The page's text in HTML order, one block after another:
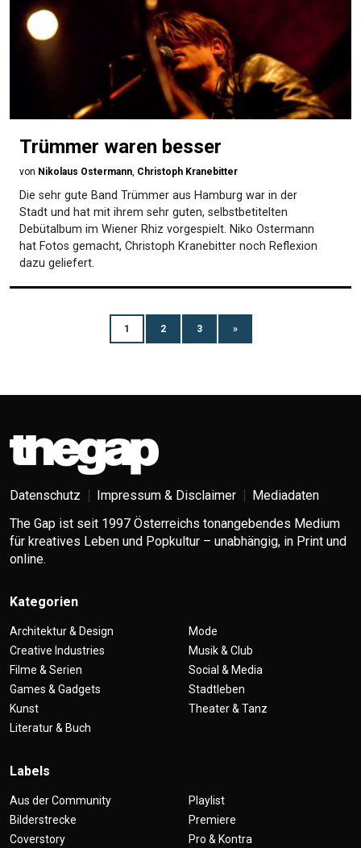
Trümmer waren besser
von Nikolaus Ostermann, Christoph Kranebitter
Die sehr gute Band Trümmer aus Hamburg war in der
Stadt und hat mit ihrem sehr guten, selbstbetitelten
Debütalbum im Wiener Rhiz vorgespielt. Niko Ostermann
hat Fotos gemacht, Christoph Kranebitter noch Reflexion
dazu geliefert.
1 2 3 »
Datenschutz Impressum & Disclaimer
Mediadaten
The Gap ist seit 1997 Österreichs tonangebendes Medium
für kreatives Leben und Popkultur – unabhängig, in Print und
online.
Kategorien
Architektur & Design
Creative Industries
Filme & Serien
Games & Gadgets
Kunst
Literatur & Buch
Mode
Musik & Club
Social & Media
Stadtleben
Theater & Tanz
Labels
Aus der Community
Bilderstrecke
Coverstory
Playlist
Premiere
Pro & Kontra